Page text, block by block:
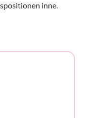
inne.